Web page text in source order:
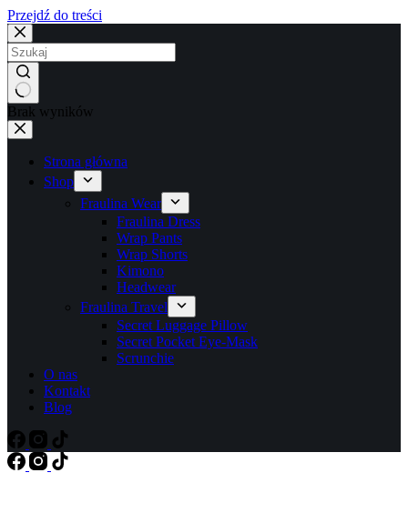
Przejdź do treści
Brak wyników
Strona główna
Shop
Fraulina Wear
Fraulina Dress
Wrap Pants
Wrap Shorts
Kimono
Headwear
Fraulina Travel
Secret Luggage Pillow
Secret Pocket Eye-Mask
Scrunchie
O nas
Kontakt
Blog